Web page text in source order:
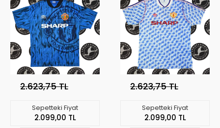
2.623,75 TL
Sepetteki Fiyat
2.099,00 TL
2.623,75 TL
Sepetteki Fiyat
2.099,00 TL